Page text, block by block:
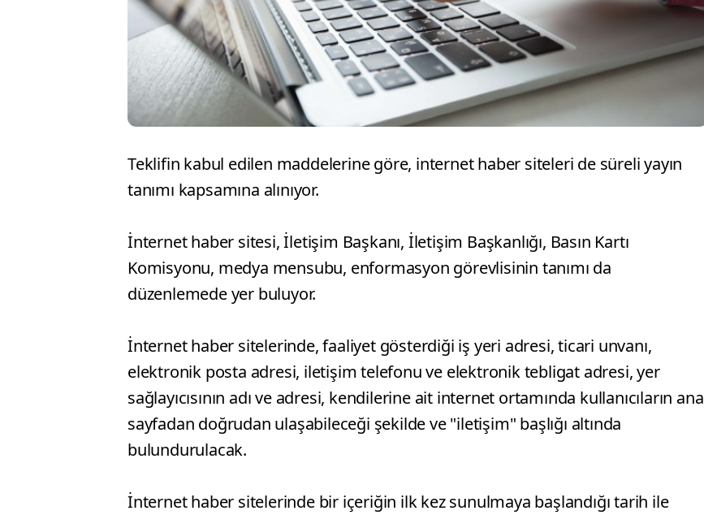
Teklifin kabul edilen maddelerine göre, internet haber siteleri de süreli yayın
tanımı kapsamına alınıyor.
İnternet haber sitesi, İletişim Başkanı, İletişim Başkanlığı, Basın Kartı
Komisyonu, medya mensubu, enformasyon görevlisinin tanımı da
düzenlemede yer buluyor.
İnternet haber sitelerinde, faaliyet gösterdiği iş yeri adresi, ticari unvanı,
elektronik posta adresi, iletişim telefonu ve elektronik tebligat adresi, yer
sağlayıcısının adı ve adresi, kendilerine ait internet ortamında kullanıcıların ana
sayfadan doğrudan ulaşabileceği şekilde ve "iletişim" başlığı altında
bulundurulacak.
İnternet haber sitelerinde bir içeriğin ilk kez sunulmaya başlandığı tarih ile